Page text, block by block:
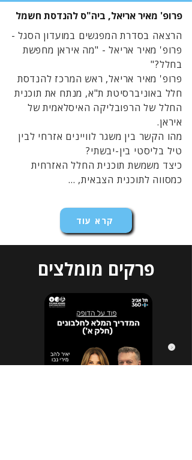
פרופ' מאיר אריאל, ביה"ס להנדסת חשמל
הרצאה בסדרת המפגשים במועדון הסגל -
פרופ' מאיר אריאל - "מה איראן מחפשת
בחלל?"
פרופ' מאיר אריאל, ראש המרכז להנדסת
חלל באוניברסיטת ת"א, מנתח את תוכנית
החלל של הרפובליקה האיסלאמית של
איראן.
מהו הקשר בין משגר לוויינים אזרחי לבין
טיל בליסטי בין-יבשתי?
כיצד משמשת תוכנית החלל האזרחית
כמסווה לתוכנית הצבאית, ...
קרא עוד
פרקים מומלצים